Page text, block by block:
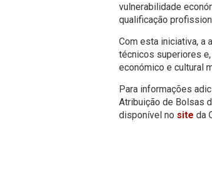
vulnerabilidade
qualificação
Com esta iniciativa, a
técnicos superiores
económico e cultural
Para informações
Atribuição de Bolsas
disponível no site da